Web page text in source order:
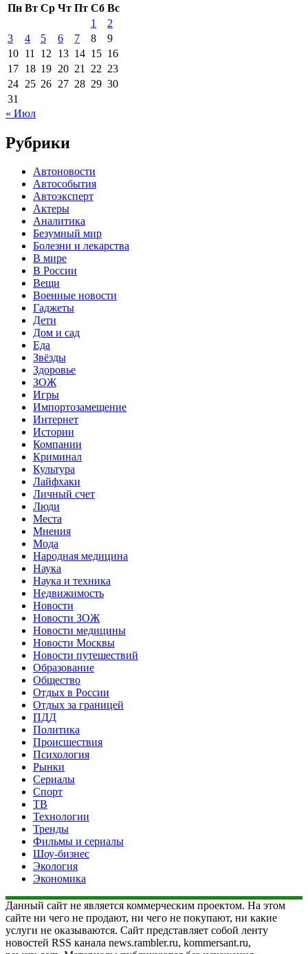
Пн Вт Ср Чт Пт Сб Вс
1
2
3
4 5 6 7 8
9
10 11 12 13 14 15 16
17 18 19 20 21 22 23
24 25 26 27 28 29 30
31
« Июл
Рубрики
Автоновости
Автособытия
Автоэксперт
Актеры
Аналитика
Безумный мир
Болезни и лекарства
В мире
В России
Вещи
Военные новости
Гаджеты
Дети
Дом и сад
Еда
Звёзды
Здоровье
ЗОЖ
Игры
Импортозамещение
Интернет
Истории
Компании
Криминал
Культура
Лайфхаки
Личный счет
Люди
Места
Мнения
Мода
Народная медицина
Наука
Наука и техника
Недвижимость
Новости
Новости ЗОЖ
Новости медицины
Новости Москвы
Новости путешествий
Образование
Общество
Отдых в России
Отдых за границей
ПДД
Политика
Происшествия
Психология
Рынки
Сериалы
Спорт
ТВ
Технологии
Тренды
Фильмы и сериалы
Шоу-бизнес
Экология
Экономика
Данный сайт не является коммерческим проектом. На этом
сайте ни чего не продают, ни чего не покупают, ни какие
услуги не оказываются. Сайт представляет собой ленту
новостей RSS канала news.rambler.ru, kommersant.ru,